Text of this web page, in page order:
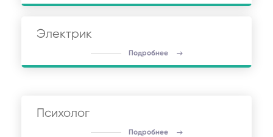
Электрик
Подробнее
Психолог
Подробнее